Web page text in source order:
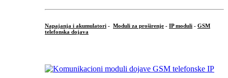
Napajanja i akumulatori - Moduli za proširenje - IP moduli - GSM
telefonska dojava